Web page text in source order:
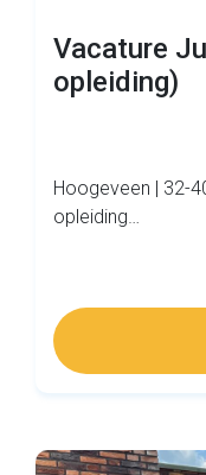
Vacature
opleiding)
Hoogeveen | 32-
opleiding…